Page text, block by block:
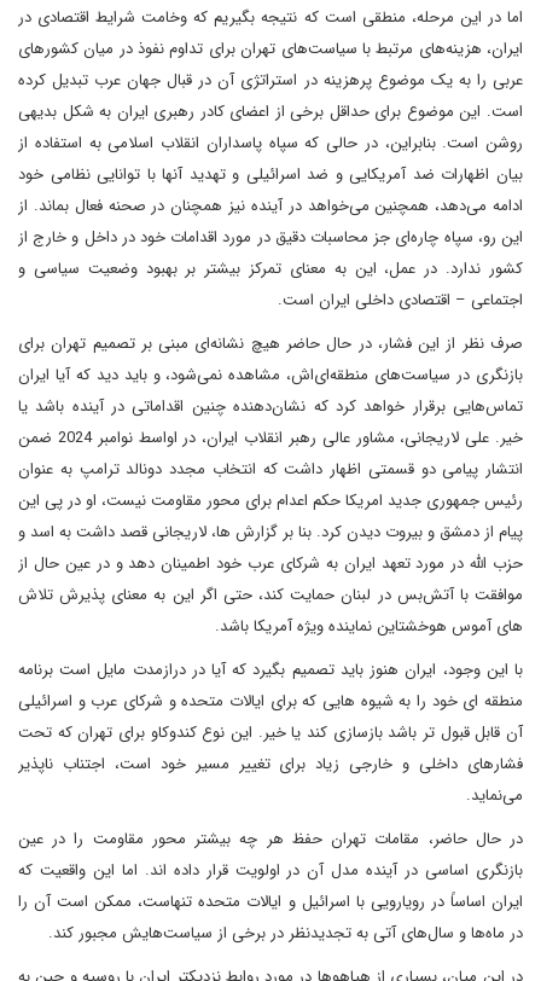
اما در این مرحله، منطقی است که نتیجه بگیریم که وخامت شرایط اقتصادی در
ایران، هزینه‌های مرتبط با سیاست‌های تهران برای تداوم نفوذ در میان کشورهای
عربی را به یک موضوع پرهزینه در استراتژی آن در قبال جهان عرب تبدیل کرده
است. این موضوع برای حداقل برخی از اعضای کادر رهبری ایران به شکل بدیهی
روشن است. بنابراین، در حالی که سپاه پاسداران انقلاب اسلامی به استفاده از
بیان اظهارات ضد آمریکایی و ضد اسرائیلی و تهدید آنها با توانایی نظامی خود
ادامه می‌دهد، همچنین می‌خواهد در آینده نیز همچنان در صحنه فعال بماند. از
این رو، سپاه چاره‌ای جز محاسبات دقیق در مورد اقدامات خود در داخل و خارج از
کشور ندارد. در عمل، این به معنای تمرکز بیشتر بر بهبود وضعیت سیاسی و
اجتماعی – اقتصادی داخلی ایران است.
صرف نظر از این فشار، در حال حاضر هیچ نشانه‌ای مبنی بر تصمیم تهران برای
بازنگری در سیاست‌های منطقه‌ای‌اش، مشاهده نمی‌شود، و باید دید که آیا ایران
تماس‌هایی برقرار خواهد کرد که نشان‌دهنده چنین اقداماتی در آینده باشد یا
خیر. علی لاریجانی، مشاور عالی رهبر انقلاب ایران، در اواسط نوامبر 2024 ضمن
انتشار پیامی دو قسمتی اظهار داشت که انتخاب مجدد دونالد ترامپ به عنوان
رئیس جمهوری جدید امریکا حکم اعدام برای محور مقاومت نیست، او در پی این
پیام از دمشق و بیروت دیدن کرد. بنا بر گزارش ها، لاریجانی قصد داشت به اسد و
حزب الله در مورد تعهد ایران به شرکای عرب خود اطمینان دهد و در عین حال از
موافقت با آتش‌بس در لبنان حمایت کند، حتی اگر این به معنای پذیرش تلاش
های آموس هوخشتاین نماینده ویژه آمریکا باشد.
با این وجود، ایران هنوز باید تصمیم بگیرد که آیا در درازمدت مایل است برنامه
منطقه ای خود را به شیوه هایی که برای ایالات متحده و شرکای عرب و اسرائیلی
آن قابل قبول تر باشد بازسازی کند یا خیر. این نوع کندوکاو برای تهران که تحت
فشارهای داخلی و خارجی زیاد برای تغییر مسیر خود است، اجتناب ناپذیر
می‌نماید.
در حال حاضر، مقامات تهران حفظ هر چه بیشتر محور مقاومت را در عین
بازنگری اساسی در آینده مدل آن در اولویت قرار داده اند. اما این واقعیت که
ایران اساساً در رویارویی با اسرائیل و ایالات متحده تنهاست، ممکن است آن را
در ماه‌ها و سال‌های آتی به تجدیدنظر در برخی از سیاست‌هایش مجبور کند.